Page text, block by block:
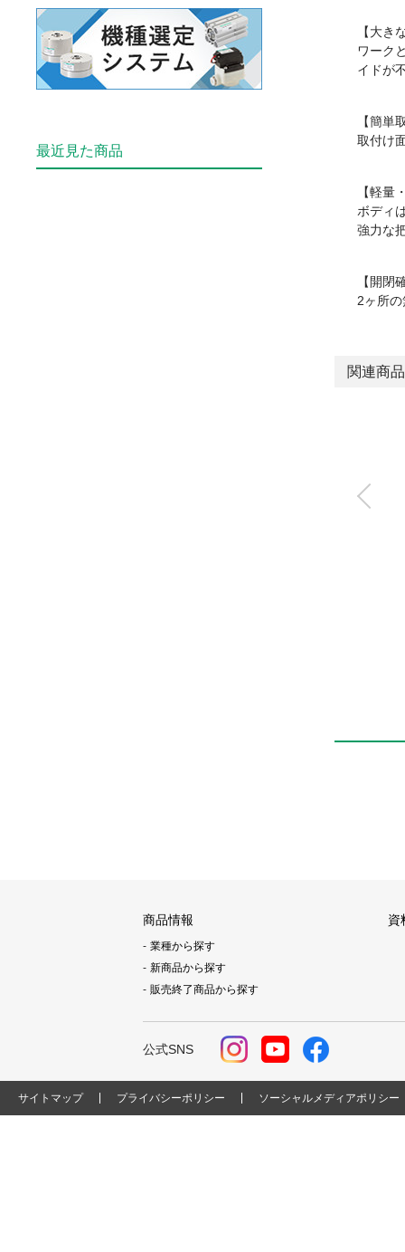
【大き
ワーク
イドが
【簡単
取付け
【軽量
ボディ
強力な
【開閉
2ヶ所
関連商品
最近見た商品
商品情報
業種から探す
新商品から探す
販売終了商品から探す
資
公式SNS
サイトマップ プライバシーポリシー ソーシャルメディアポリシー